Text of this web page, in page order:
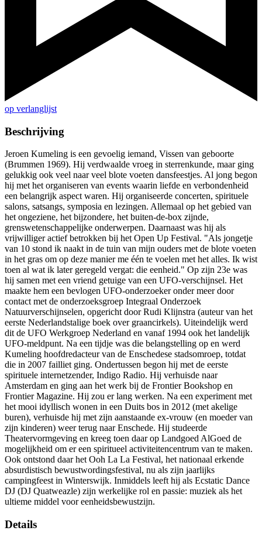
op verlanglijst
Beschrijving
Jeroen Kumeling is een gevoelig iemand, Vissen van geboorte
(Brummen 1969). Hij verdwaalde vroeg in sterrenkunde, maar ging
gelukkig ook veel naar veel blote voeten dansfeestjes. Al jong begon
hij met het organiseren van events waarin liefde en verbondenheid
een belangrijk aspect waren. Hij organiseerde concerten, spirituele
salons, satsangs, symposia en lezingen. Allemaal op het gebied van
het ongeziene, het bijzondere, het buiten-de-box zijnde,
grenswetenschappelijke onderwerpen. Daarnaast was hij als
vrijwilliger actief betrokken bij het Open Up Festival. "Als jongetje
van 10 stond ik naakt in de tuin van mijn ouders met de blote voeten
in het gras om op deze manier me één te voelen met het alles. Ik wist
toen al wat ik later geregeld vergat: die eenheid." Op zijn 23e was
hij samen met een vriend getuige van een UFO-verschijnsel. Het
maakte hem een bevlogen UFO-onderzoeker onder meer door
contact met de onderzoeksgroep Integraal Onderzoek
Natuurverschijnselen, opgericht door Rudi Klijnstra (auteur van het
eerste Nederlandstalige boek over graancirkels). Uiteindelijk werd
dit de UFO Werkgroep Nederland en vanaf 1994 ook het landelijk
UFO-meldpunt. Na een tijdje was die belangstelling op en werd
Kumeling hoofdredacteur van de Enschedese stadsomroep, totdat
die in 2007 failliet ging. Ondertussen begon hij met de eerste
spirituele internetzender, Indigo Radio. Hij verhuisde naar
Amsterdam en ging aan het werk bij de Frontier Bookshop en
Frontier Magazine. Hij zou er lang werken. Na een experiment met
het mooi idyllisch wonen in een Duits bos in 2012 (met akelige
buren), verhuisde hij met zijn aanstaande ex-vrouw (en moeder van
zijn kinderen) weer terug naar Enschede. Hij studeerde
Theatervormgeving en kreeg toen daar op Landgoed AlGoed de
mogelijkheid om er een spiritueel activiteitencentrum van te maken.
Ook ontstond daar het Ooh La La Festival, het nationaal erkende
absurdistisch bewustwordingsfestival, nu als zijn jaarlijks
campingfeest in Winterswijk. Inmiddels leeft hij als Ecstatic Dance
DJ (DJ Quatweazle) zijn werkelijke rol en passie: muziek als het
ultieme middel voor eenheidsbewustzijn.
Details